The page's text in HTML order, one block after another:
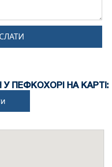
У ПЕФКОХОРІ НА КАРТІ: